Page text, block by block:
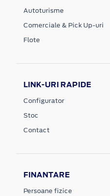
Autoturisme
Comerciale & Pick Up-uri
Flote
LINK-URI RAPIDE
Configurator
Stoc
Contact
FINANTARE
Persoane fizice